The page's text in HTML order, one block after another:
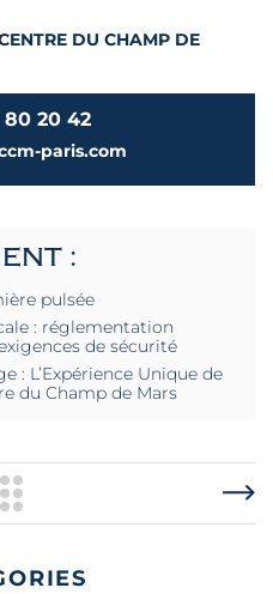
DU CHAMP DE
80 20 42
paris.com
:
pulsée
: réglementation
de sécurité
: L’Expérience Unique de
du Champ de Mars